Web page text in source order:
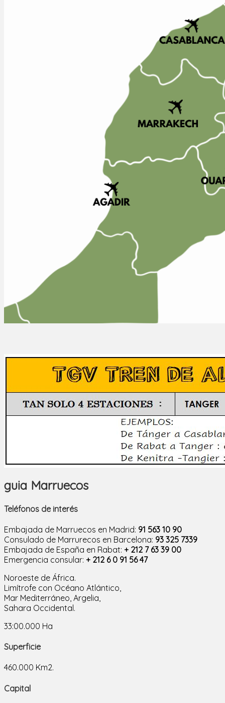
guia Marruecos
Teléfonos de interés
Embajada de Marruecos en Madrid: 91 563 10 90
Consulado de Marrurecos en Barcelona: 93 325 7339
Embajada de España en Rabat: + 212 7 63 39 00
Emergencia consular: + 212 6 0 91 56 47
Noroeste de África.
Limítrofe con Océano Atlántico,
Mar Mediterráneo, Argelia,
Sahara Occidental.
33:00.000 Ha
Superficie
460.000 Km2.
Capital